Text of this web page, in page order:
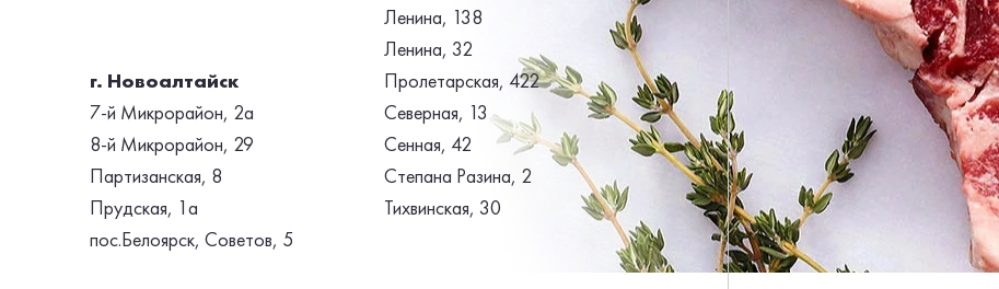
г. Новоалтайск
7-й Микрорайон, 2a
8-й Микрорайон, 29
Партизанская, 8
Прудская, 1а
пос.Белоярск, Советов, 5
Ленина, 138
Ленина, 32
Пролетарская, 422
Северная, 13
Сенная, 42
Степана Разина, 2
Тихвинская, 30